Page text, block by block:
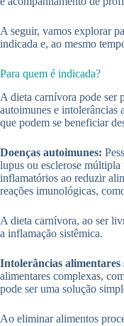
A seguir, vamos explorar
indicada e, ao mesmo
Para quem é indicada?
A dieta carnívora pode ser
autoimunes e intolerâncias
que podem se beneficiar
Doenças autoimunes:
lupus ou esclerose
inflamatórios ao reduzir
reações imunológicas,
A dieta carnívora, ao ser
a inflamação sistêmica.
Intolerâncias alimentares
alimentares complexas,
pode ser uma solução
Ao eliminar alimentos